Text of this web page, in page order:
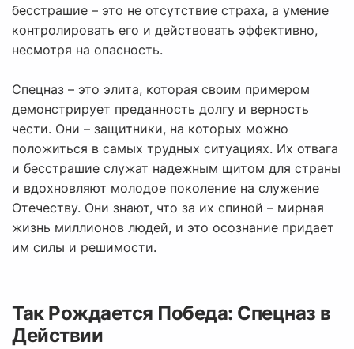
бесстрашие – это не отсутствие страха, а умение
контролировать его и действовать эффективно,
несмотря на опасность.
Спецназ – это элита, которая своим примером
демонстрирует преданность долгу и верность
чести. Они – защитники, на которых можно
положиться в самых трудных ситуациях. Их отвага
и бесстрашие служат надежным щитом для страны
и вдохновляют молодое поколение на служение
Отечеству. Они знают, что за их спиной – мирная
жизнь миллионов людей, и это осознание придает
им силы и решимости.
Так Рождается Победа: Спецназ в
Действии